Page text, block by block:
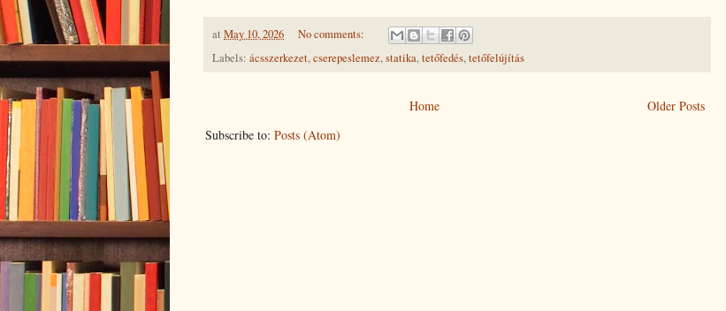
at May 10, 2026
No comments:
Labels: ácsszerkezet,cserepeslemez,statika,tetőfedés,tetőfelújítás
Older Posts
Home
Subscribe to: Posts (Atom)